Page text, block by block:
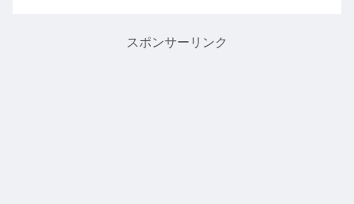
のアナログの量りしかなかった
らエコバッグ、Tシャツ、水
スポンサーリンク